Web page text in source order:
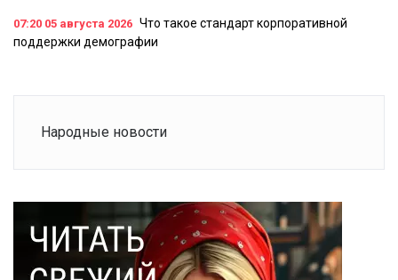
07:20 05 августа 2026 Что такое стандарт корпоративной
поддержки демографии
Народные новости